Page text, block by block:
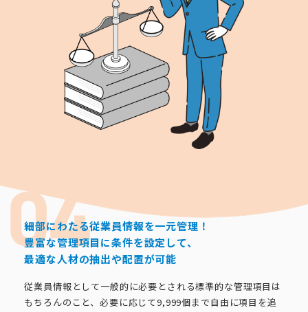
細部にわたる従業員情報を一元管理！
豊富な管理項目に条件を設定して、
最適な人材の抽出や配置が可能
従業員情報として一般的に必要とされる標準的な管理項目は
もちろんのこと、必要に応じて9,999個まで自由に項目を追